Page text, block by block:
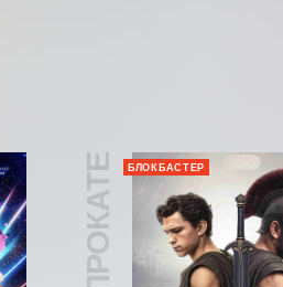
В ПРОКАТЕ БЛОКБАСТЕР